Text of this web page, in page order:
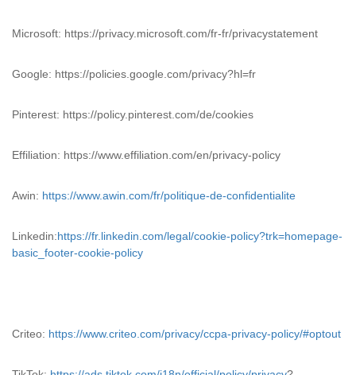
Microsoft: https://privacy.microsoft.com/fr-fr/privacystatement
Google: https://policies.google.com/privacy?hl=fr
Pinterest: https://policy.pinterest.com/de/cookies
Effiliation: https://www.effiliation.com/en/privacy-policy
Awin: https://www.awin.com/fr/politique-de-confidentialite
Linkedin:https://fr.linkedin.com/legal/cookie-policy?trk=homepage-
basic_footer-cookie-policy
Criteo: https://www.criteo.com/privacy/ccpa-privacy-policy/#optout